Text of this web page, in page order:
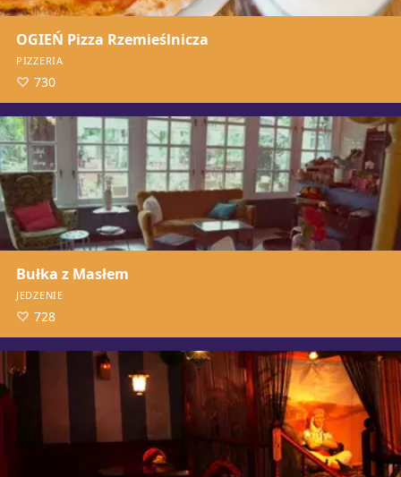
OGIEŃ Pizza Rzemieślnicza
PIZZERIA
730
Bułka z Masłem
JEDZENIE
728